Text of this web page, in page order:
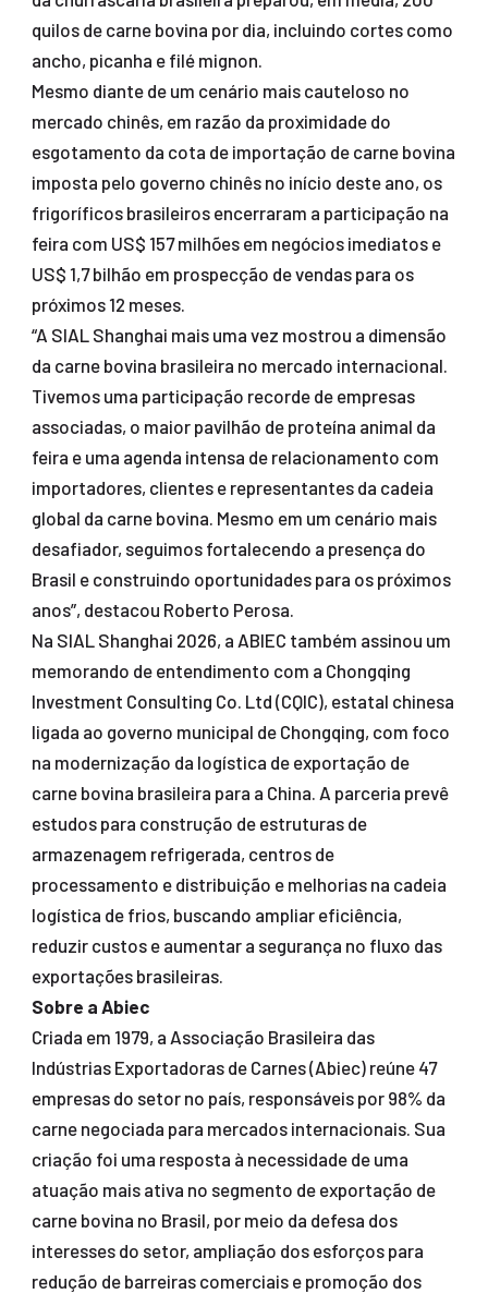
quilos de carne bovina por dia, incluindo cortes como
ancho, picanha e filé mignon.
Mesmo diante de um cenário mais cauteloso no
mercado chinês, em razão da proximidade do
esgotamento da cota de importação de carne bovina
imposta pelo governo chinês no início deste ano, os
frigoríficos brasileiros encerraram a participação na
feira com US$ 157 milhões em negócios imediatos e
US$ 1,7 bilhão em prospecção de vendas para os
próximos 12 meses.
“A SIAL Shanghai mais uma vez mostrou a dimensão
da carne bovina brasileira no mercado internacional.
Tivemos uma participação recorde de empresas
associadas, o maior pavilhão de proteína animal da
feira e uma agenda intensa de relacionamento com
importadores, clientes e representantes da cadeia
global da carne bovina. Mesmo em um cenário mais
desafiador, seguimos fortalecendo a presença do
Brasil e construindo oportunidades para os próximos
anos”, destacou Roberto Perosa.
Na SIAL Shanghai 2026, a ABIEC também assinou um
memorando de entendimento com a Chongqing
Investment Consulting Co. Ltd (CQIC), estatal chinesa
ligada ao governo municipal de Chongqing, com foco
na modernização da logística de exportação de
carne bovina brasileira para a China. A parceria prevê
estudos para construção de estruturas de
armazenagem refrigerada, centros de
processamento e distribuição e melhorias na cadeia
logística de frios, buscando ampliar eficiência,
reduzir custos e aumentar a segurança no fluxo das
exportações brasileiras.
Sobre a Abiec
Criada em 1979, a Associação Brasileira das
Indústrias Exportadoras de Carnes (Abiec) reúne 47
empresas do setor no país, responsáveis por 98% da
carne negociada para mercados internacionais. Sua
criação foi uma resposta à necessidade de uma
atuação mais ativa no segmento de exportação de
carne bovina no Brasil, por meio da defesa dos
interesses do setor, ampliação dos esforços para
redução de barreiras comerciais e promoção dos